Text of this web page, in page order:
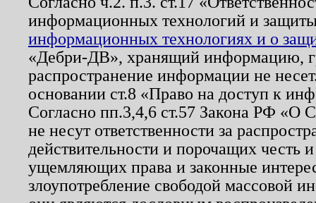
информационных технологий и
информационных технологиях и о
«Дебри-ДВ», хранящий информацию,
распространение информации не
основании ст.8 «Право на доступ к
Согласно пп.3,4,6 ст.57 Закона РФ «О
не несут ответственности за
действительности и порочащих честь
ущемляющих права и законные
злоупотребление свободой массовой